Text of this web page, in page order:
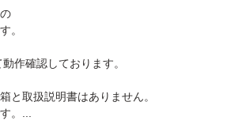
。
作確認しております。
と取扱説明書はありません。
。...